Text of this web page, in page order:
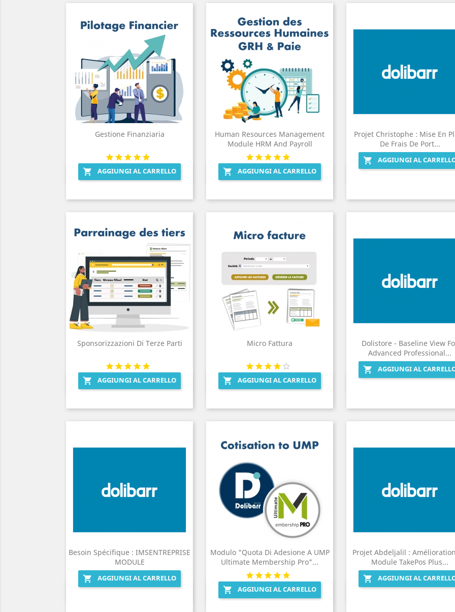
Gestione Finanziaria
 AGGIUNGI AL CARRELLO
Anteprima
Human Resources Management
Module HRM And Payroll
 AGGIUNGI AL CARRELLO
Anteprima
Projet Christophe : Mise En
De Frais De Port...

AGGIUNGI AL
Sponsorizzazioni Di Terze Parti
 AGGIUNGI AL CARRELLO
Anteprima
Micro Fattura
 AGGIUNGI AL CARRELLO
Anteprima
Dolistore - Baseline View
Advanced Professional...

AGGIUNGI AL
Besoin Spécifique : IMSENTREPRISE
MODULE

AGGIUNGI AL CARRELLO
Modulo "Quota Di Adesione A UMP
Ultimate Membership Pro"...
 AGGIUNGI AL CARRELLO
Anteprima
Projet Abdeljalil :
Module TakePos Plus...

AGGIUNGI AL